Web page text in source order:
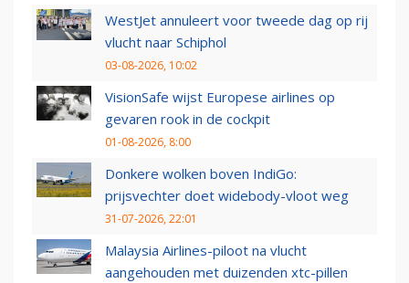
WestJet annuleert voor tweede dag op rij
vlucht naar Schiphol
03-08-2026, 10:02
VisionSafe wijst Europese airlines op
gevaren rook in de cockpit
01-08-2026, 8:00
Donkere wolken boven IndiGo:
prijsvechter doet widebody-vloot weg
31-07-2026, 22:01
Malaysia Airlines-piloot na vlucht
aangehouden met duizenden xtc-pillen